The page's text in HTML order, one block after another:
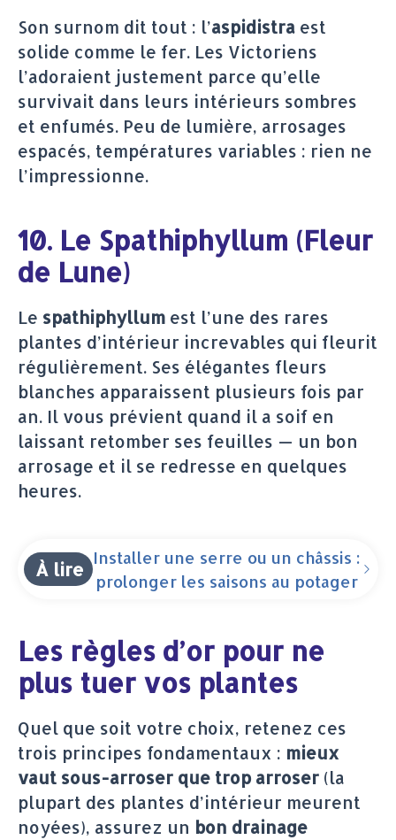
Son surnom dit tout : l’aspidistra est
solide comme le fer. Les Victoriens
l’adoraient justement parce qu’elle
survivait dans leurs intérieurs sombres
et enfumés. Peu de lumière, arrosages
espacés, températures variables : rien ne
l’impressionne.
10. Le Spathiphyllum (Fleur
de Lune)
Le spathiphyllum est l’une des rares
plantes d’intérieur increvables qui fleurit
régulièrement. Ses élégantes fleurs
blanches apparaissent plusieurs fois par
an. Il vous prévient quand il a soif en
laissant retomber ses feuilles — un bon
arrosage et il se redresse en quelques
heures.
À lire
Installer une serre ou un châssis :
prolonger les saisons au potager
Les règles d’or pour ne
plus tuer vos plantes
Quel que soit votre choix, retenez ces
trois principes fondamentaux : mieux
vaut sous-arroser que trop arroser (la
plupart des plantes d’intérieur meurent
noyées), assurez un bon drainage